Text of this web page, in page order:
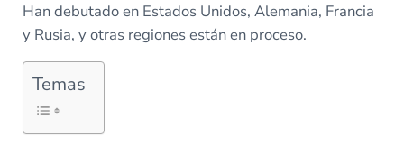
Han debutado en Estados Unidos, Alemania, Francia
y Rusia, y otras regiones están en proceso.
Temas